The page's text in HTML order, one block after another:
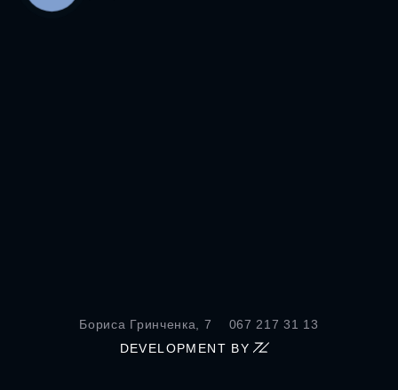
Бориса Гринченка, 7 067 217 31 13
DEVELOPMENT BY